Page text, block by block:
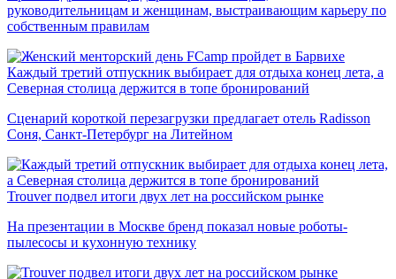
руководительницам и женщинам, выстраивающим карьеру по
собственным правилам
Каждый третий отпускник выбирает для отдыха конец лета, а
Северная столица держится в топе бронирований
Сценарий короткой перезагрузки предлагает отель Radisson
Соня, Санкт-Петербург на Литейном
Trouver подвел итоги двух лет на российском рынке
На презентации в Москве бренд показал новые роботы-
пылесосы и кухонную технику